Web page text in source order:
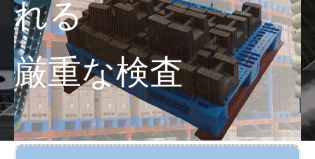
れる
厳重な検査